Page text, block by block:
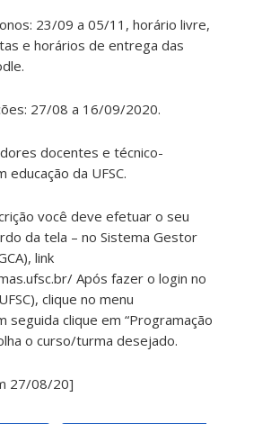
23/09 a 05/11, horário livre,
e horários de entrega das
27/08 a 16/09/2020.
docentes e técnico-
da UFSC.
você deve efetuar o seu
da tela – no Sistema Gestor
link
Após fazer o login no
clique no menu
seguida clique em “Programação
o curso/turma desejado.
27/08/20]